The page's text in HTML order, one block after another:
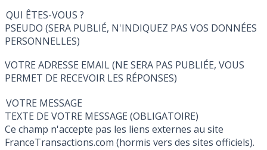
QUI ÊTES-VOUS ?
PSEUDO (SERA PUBLIÉ, N'INDIQUEZ PAS VOS DONNÉES
PERSONNELLES)
VOTRE ADRESSE EMAIL (NE SERA PAS PUBLIÉE, VOUS
PERMET DE RECEVOIR LES RÉPONSES)
VOTRE MESSAGE
TEXTE DE VOTRE MESSAGE (OBLIGATOIRE)
Ce champ n'accepte pas les liens externes au site
FranceTransactions.com (hormis vers des sites officiels).